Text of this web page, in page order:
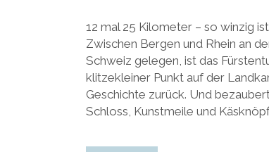
12 mal 25 Kilometer – so winzig
Zwischen Bergen und Rhein an
Schweiz gelegen, ist das
klitzekleiner Punkt auf der
Geschichte zurück. Und
Schloss, Kunstmeile und